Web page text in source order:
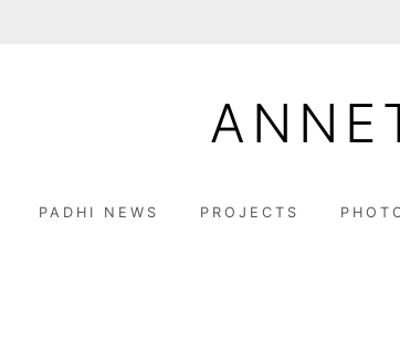
PADHI NEWS PROJECTS